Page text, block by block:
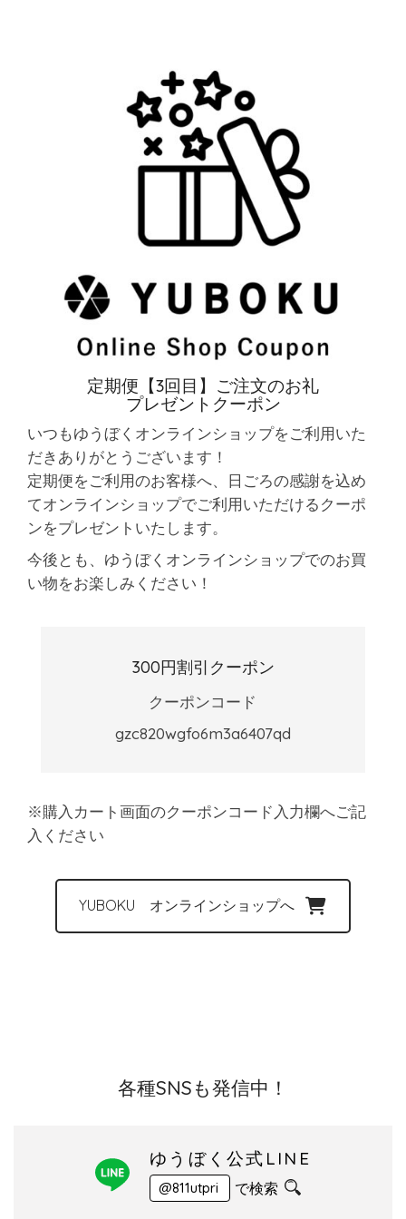
定期便【3回目】ご注文のお礼
プレゼントクーポン
いつもゆうぼくオンラインショップをご利用いた
だきありがとうございます！
定期便をご利用のお客様へ、日ごろの感謝を込め
てオンラインショップでご利用いただけるクーポ
ンをプレゼントいたします。
今後とも、ゆうぼくオンラインショップでのお買
い物をお楽しみください！
300円割引クーポン
クーポンコード
gzc820wgfo6m3a6407qd
※購入カート画面のクーポンコード入力欄へご記
入ください
YUBOKU オンラインショップへ
各種SNSも発信中！
ゆうぼく公式LINE
@811utpri で検索